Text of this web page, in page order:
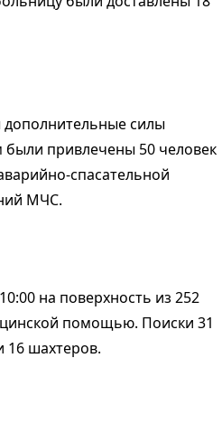
дополнительные силы
были привлечены 50 человек
спасательной
МЧС.
на поверхность из 252
помощью. Поиски 31
16 шахтеров.